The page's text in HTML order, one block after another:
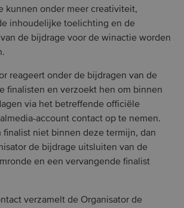
kunnen onder meer creativiteit,
inhoudelijke toelichting en de
de bijdrage voor de winactie worden
reageert onder de bijdragen van de
finalisten en verzoekt hen om binnen
via het betreffende officiële
account contact op te nemen.
finalist niet binnen deze termijn, dan
de bijdrage uitsluiten van de
en een vervangende finalist
verzamelt de Organisator de